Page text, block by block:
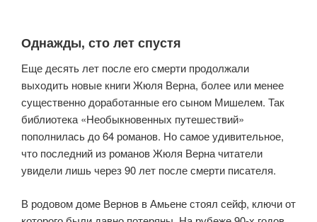
Однажды, сто лет спустя
Еще десять лет после его смерти продолжали
выходить новые книги Жюля Верна, более или менее
существенно доработанные его сыном Мишелем. Так
библиотека «Необыкновенных путешествий»
пополнилась до 64 романов. Но самое удивительное,
что последний из романов Жюля Верна читатели
увидели лишь через 90 лет после смерти писателя.
В родовом доме Вернов в Амьене стоял сейф, ключи от